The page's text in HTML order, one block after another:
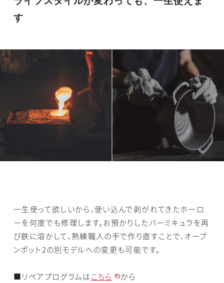
す
一生使って欲しいから、使い込んで剥がれてきたホーロ
ーを何度でも修理します。お預かりしたバーミキュラを再
び鉄に溶かして、熟練職人の手で作り直すことで、オーブ
ンポット2の別モデルへの変更も可能です。
■リペアプログラムはこちら
から